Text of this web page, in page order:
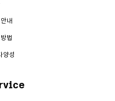
내
법
양성